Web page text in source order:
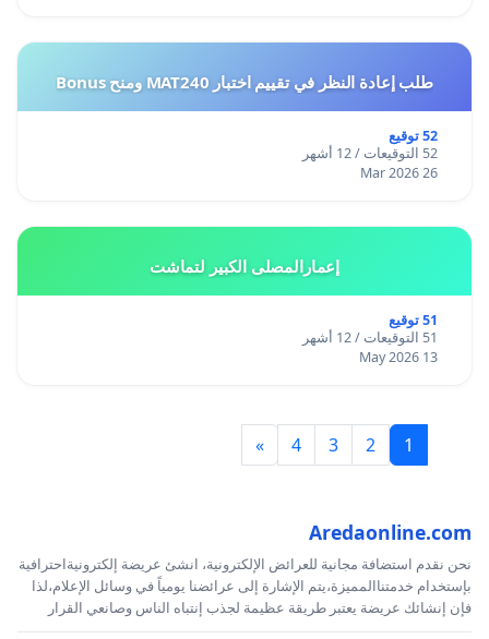
طلب إعادة النظر في تقييم اختبار MAT240 ومنح Bonus
52 توقيع
52 التوقيعات / 12 أشهر
26 Mar 2026
إعمارالمصلى الكبير لتماشت
51 توقيع
51 التوقيعات / 12 أشهر
13 May 2026
1
2
3
4
»
Aredaonline.com
نحن نقدم استضافة مجانية للعرائض الإلكترونية، انشئ عريضة إلكترونيةاحترافية
بإستخدام خدمتناالمميزة،يتم الإشارة إلى عرائضنا يومياً في وسائل الإعلام،لذا
فإن إنشائك عريضة يعتبر طريقة عظيمة لجذب إنتباه الناس وصانعي القرار